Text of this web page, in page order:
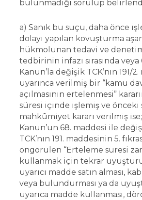
bulunmadığı sorulup
a) Sanık bu suçu, daha önce
dolayı yapılan kovuşturma
hükmolunan tedavi ve
tedbirinin infazı sırasında veya
Kanun’la değişik TCK’nın 191/
uyarınca verilmiş bir “kamu
açılmasının ertelenmesi”
süresi içinde işlemiş ve önceki
mahkûmiyet kararı verilmiş ise;
Kanun’un 68. maddesi ile
TCK’nın 191. maddesinin 5.
öngörülen “Erteleme süresi
kullanmak için tekrar
uyarıcı madde satın alması,
veya bulundurması ya da
uyarıca madde kullanması,